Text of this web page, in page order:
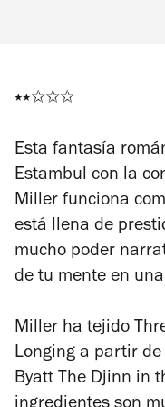
⭑⭑✩✩✩
Esta fantasía
Estambul con la
Miller funciona
está llena de
mucho poder
de tu mente en
Miller ha tejido
Longing a partir de
Byatt The Djinn in